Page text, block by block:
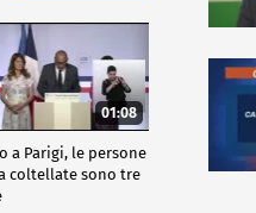
01:08
a Parigi, le persone
coltellate sono tre